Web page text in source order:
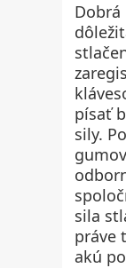
Dobrá
písať
sily.
sila
práve
akú